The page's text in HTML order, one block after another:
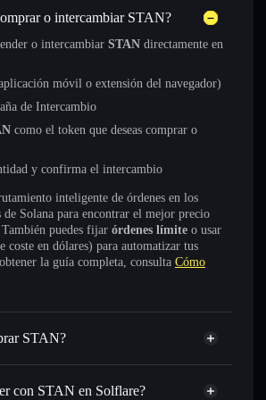
o intercambiar STAN?
o intercambiar STAN directamente en
móvil o extensión del navegador)
de Intercambio
como el token que deseas comprar o
y confirma el intercambio
inteligente de órdenes en los
Solana para encontrar el mejor precio
puedes fijar órdenes límite o usar
coste en dólares) para automatizar tus
la guía completa, consulta Cómo
STAN?
verificado
con STAN en Solflare?